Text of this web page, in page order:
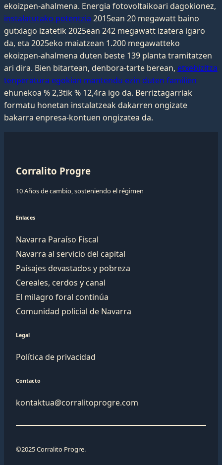
ekoizpen-ahalmena. Energia fotovoltaikoari dagokionez,
instalatutako potentzia 2015ean 20 megawatt baino
gutxiago izatetik 2025ean 242 megawatt izatera igaro
da, eta 2025eko maiatzean 1.200 megawatteko
ekoizpen-ahalmena duten beste 139 planta tramitatzen
ari dira. Bien bitartean, denbora-tarte berean, etxebizitza
tenperatura egokian mantendu ezin duten familien
ehunekoa % 2,3tik % 12,4ra igo da. Berriztagarriak
formatu honetan instalatzeak dakarren ongizate
bakarra enpresa-kontuen ongizatea da.
Corralito Progre
10 Años de cambio, sosteniendo el régimen
Enlaces
Navarra Paraíso Fiscal
Navarra al servicio del capital
Paisajes devastados y pobreza
Cereales, cerdos y canal
El milagro foral continúa
Comunidad policial de Navarra
Legal
Política de privacidad
Contacto
kontaktua@corralitoprogre.com
©2025 Corralito Progre.